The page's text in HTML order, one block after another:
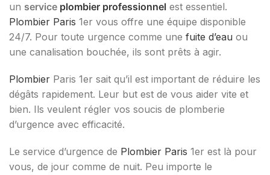
un service plombier professionnel est essentiel.
Plombier Paris 1er vous offre une équipe disponible
24/7. Pour toute urgence comme une fuite d’eau ou
une canalisation bouchée, ils sont prêts à agir.
Plombier Paris 1er sait qu’il est important de réduire les
dégâts rapidement. Leur but est de vous aider vite et
bien. Ils veulent régler vos soucis de plomberie
d’urgence avec efficacité.
Le service d’urgence de Plombier Paris 1er est là pour
vous, de jour comme de nuit. Peu importe le